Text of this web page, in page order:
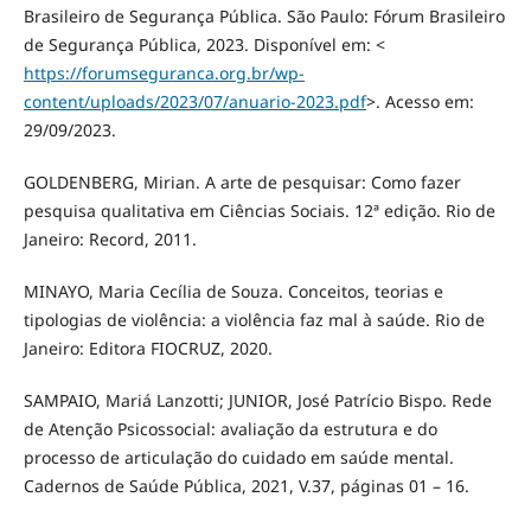
Brasileiro de Segurança Pública. São Paulo: Fórum Brasileiro
de Segurança Pública, 2023. Disponível em: <
https://forumseguranca.org.br/wp-
content/uploads/2023/07/anuario-2023.pdf>. Acesso em:
29/09/2023.
GOLDENBERG, Mirian. A arte de pesquisar: Como fazer
pesquisa qualitativa em Ciências Sociais. 12ª edição. Rio de
Janeiro: Record, 2011.
MINAYO, Maria Cecília de Souza. Conceitos, teorias e
tipologias de violência: a violência faz mal à saúde. Rio de
Janeiro: Editora FIOCRUZ, 2020.
SAMPAIO, Mariá Lanzotti; JUNIOR, José Patrício Bispo. Rede
de Atenção Psicossocial: avaliação da estrutura e do
processo de articulação do cuidado em saúde mental.
Cadernos de Saúde Pública, 2021, V.37, páginas 01 – 16.